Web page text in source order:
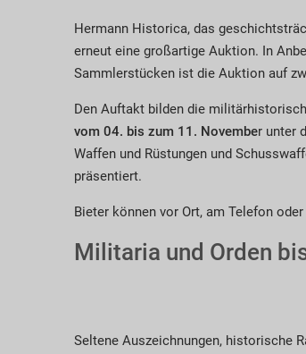
Hermann Historica, das
erneut eine großartige Auktion. In
Sammlerstücken ist die Auktion auf
Den Auftakt bilden die
vom 04. bis zum 11. November unter
Waffen und Rüstungen und
präsentiert.
Bieter können vor Ort, am Telefon
Militaria und Orden
Seltene Auszeichnungen, historische